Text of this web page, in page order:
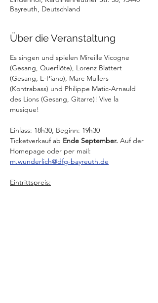
Bayreuth, Deutschland
Über die Veranstaltung
Es singen und spielen Mireille Vicogne
(Gesang, Querflöte), Lorenz Blattert
(Gesang, E-Piano), Marc Mullers
(Kontrabass) und Philippe Matic-Arnauld
des Lions (Gesang, Gitarre)! Vive la
musique!
Einlass: 18h30, Beginn: 19h30
Ticketverkauf ab Ende September. Auf der
Homepage oder per mail:
m.wunderlich@dfg-bayreuth.de
Eintrittspreis: